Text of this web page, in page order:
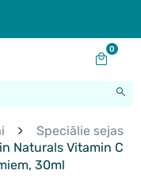
0
Speciālie sejas
Naturals Vitamin C
30ml